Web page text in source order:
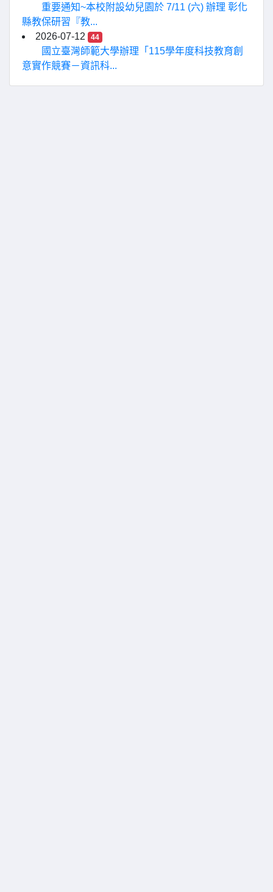
重要通知~本校附設幼兒園於 7/11 (六) 辦理 彰化
縣教保研習『教...
2026-07-12
44
國立臺灣師範大學辦理「115學年度科技教育創
意實作競賽－資訊科...